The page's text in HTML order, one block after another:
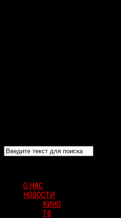
О НАС
НОВОСТИ
КИНО
ТВ